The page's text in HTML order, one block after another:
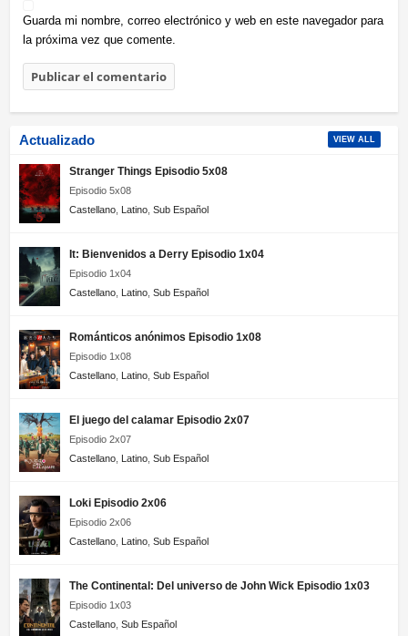
Guarda mi nombre, correo electrónico y web en este navegador para
la próxima vez que comente.
Actualizado VIEW ALL
Stranger Things Episodio 5x08
Episodio 5x08
Castellano Latino Sub Español
It: Bienvenidos a Derry Episodio 1x04
Episodio 1x04
Castellano Latino Sub Español
Románticos anónimos Episodio 1x08
Episodio 1x08
Castellano Latino Sub Español
El juego del calamar Episodio 2x07
Episodio 2x07
Castellano Latino Sub Español
Loki Episodio 2x06
Episodio 2x06
Castellano Latino Sub Español
The Continental: Del universo de John Wick Episodio 1x03
Episodio 1x03
Castellano Sub Español